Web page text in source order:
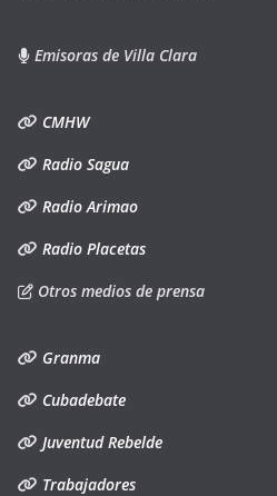
Emisoras de Villa Clara
CMHW
Radio Sagua
Radio Arimao
Radio Placetas
Otros medios de prensa
Granma
Cubadebate
Juventud Rebelde
Trabajadores